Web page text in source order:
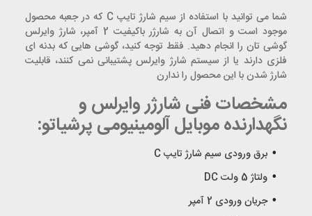
شما می توانید با استفاده از سیم شارژ تایپ C که در جعبه محصول
موجود است و اتصال آن به شارژر باکیفیت 2 آمپر، شارژ وایرلس
گوشی تان را انجام دهید. فقط توجه کنید، گوشی هایی که بدنه ای
فلزی دارند یا از سیستم شارژ وایرلس پشتیبانی نمی کنند، قابلیت
شارژ شدن با این محصول را ندارن
مشخصات فنی شارژر وایرلس و
نگهدارنده موبایل آلومینیومی پرشیاتو:
برق ورودی سیم شارژ تایپ C
ولتاژ 5 ولت DC
جریان ورودی 2 آمپر